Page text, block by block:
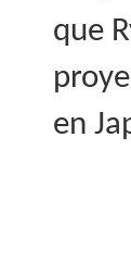
que
en